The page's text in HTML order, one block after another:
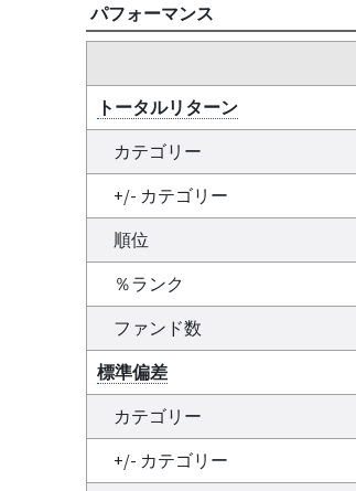
パフォーマンス
トータルリターン
カテゴリー
+/- カテゴリー
順位
％ランク
ファンド数
標準偏差
カテゴリー
+/- カテゴリー